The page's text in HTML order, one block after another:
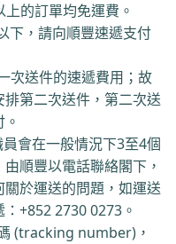
上的訂單均免運費 。
下，請向順豐速遞支付
次送件的速遞費用；故
排第二次送件 ， 第二次送
員會在一般情況下3至4個
順豐以電話聯絡閣下，
於運送的問題，如運送
+852 2730 0273 。
(tracking number) ，